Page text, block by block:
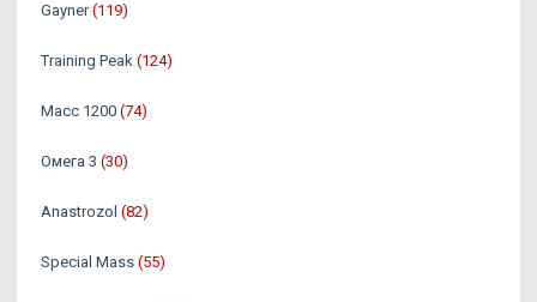
Gayner (119)
Training Peak (124)
Масс 1200 (74)
Омега 3 (30)
Аnastrozol (82)
Special Mass (55)